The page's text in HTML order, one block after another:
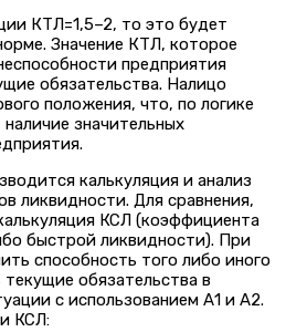
КТЛ=1,5–2, то это будет
Значение КТЛ, которое
предприятия
обязательства. Налицо
положения, что, по логике
значительных
калькуляция и анализ
ликвидности. Для сравнения,
КСЛ (коэффициента
быстрой ликвидности). При
способность того либо иного
обязательства в
с использованием А1 и А2.
КСЛ: